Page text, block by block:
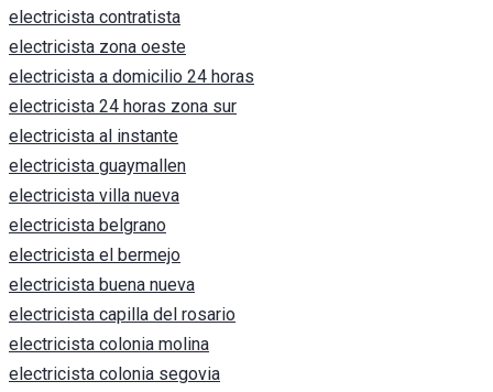
electricista contratista
electricista zona oeste
electricista a domicilio 24 horas
electricista 24 horas zona sur
electricista al instante
electricista guaymallen
electricista villa nueva
electricista belgrano
electricista el bermejo
electricista buena nueva
electricista capilla del rosario
electricista colonia molina
electricista colonia segovia